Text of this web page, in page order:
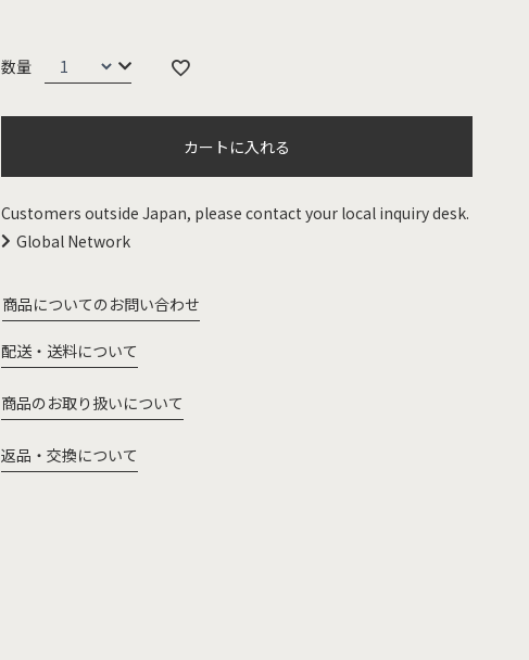
カートに入れる
Customers outside Japan, please contact your local inquiry desk.
Global Network
商品についてのお問い合わせ
配送・送料について
商品のお取り扱いについて
返品・交換について